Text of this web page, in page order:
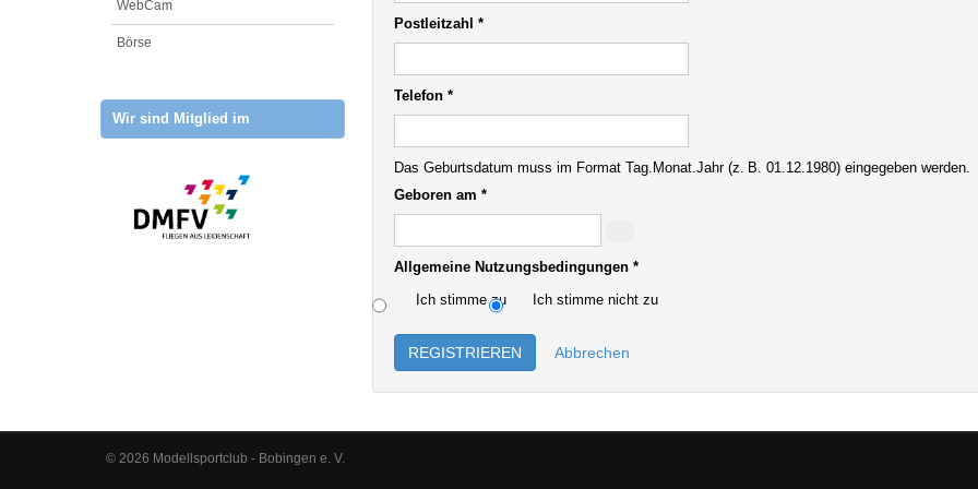
WebCam
Börse
Wir sind Mitglied im
Postleitzahl *
Telefon *
Das Geburtsdatum muss im Format Tag.Monat.Jahr (z. B. 01.12.1980) eingegeben werden.
Geboren am *
Allgemeine Nutzungsbedingungen *
Ich stimme zu
Ich stimme nicht zu
REGISTRIEREN Abbrechen
© 2026 Modellsportclub - Bobingen e. V.